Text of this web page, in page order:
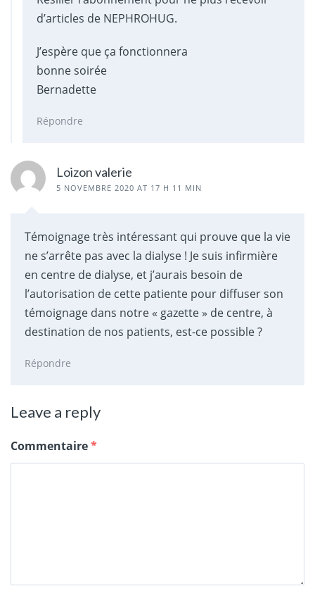
d’articles de NEPHROHUG.
J’espère que ça fonctionnera
bonne soirée
Bernadette
Répondre
Loizon valerie
5 NOVEMBRE 2020 AT 17 H 11 MIN
Témoignage très intéressant qui prouve que la vie
ne s’arrête pas avec la dialyse ! Je suis infirmière
en centre de dialyse, et j’aurais besoin de
l’autorisation de cette patiente pour diffuser son
témoignage dans notre « gazette » de centre, à
destination de nos patients, est-ce possible ?
Répondre
Leave a reply
Commentaire*